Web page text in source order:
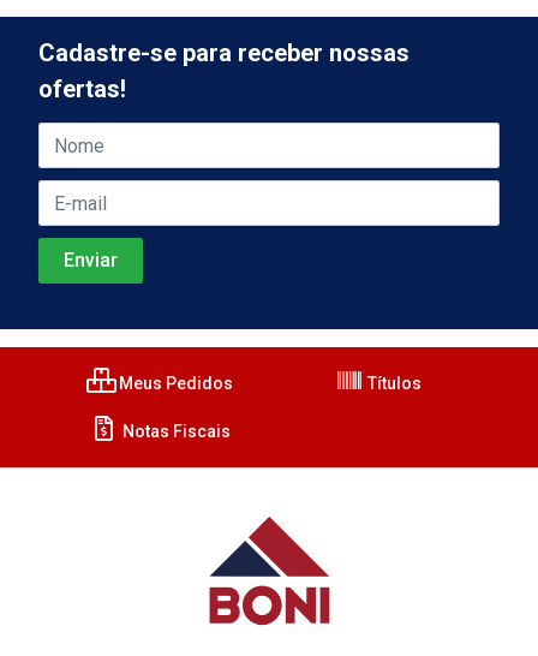
Cadastre-se para receber nossas
ofertas!
Meus Pedidos Títulos
Notas Fiscais